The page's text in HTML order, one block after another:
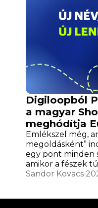
Digiloopból
a magyar
meghódítja
Emlékszel még,
megoldásként”
egy pont minden
amikor a fészek
Sandor Kovacs